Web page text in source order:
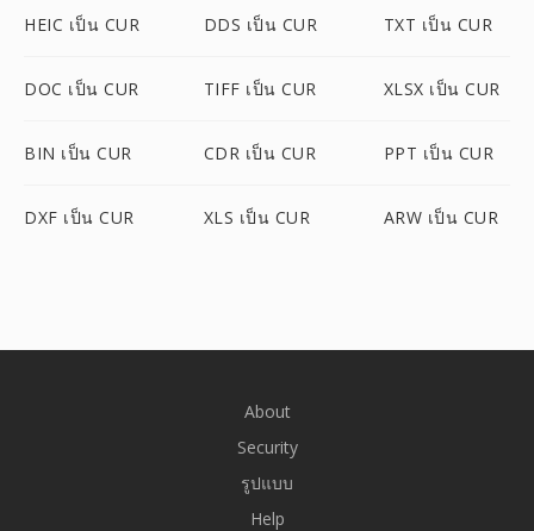
HEIC เป็น CUR DDS เป็น CUR TXT เป็น CUR
DOC เป็น CUR TIFF เป็น CUR XLSX เป็น CUR
BIN เป็น CUR CDR เป็น CUR PPT เป็น CUR
DXF เป็น CUR XLS เป็น CUR ARW เป็น CUR
About
Security
รูปแบบ
Help